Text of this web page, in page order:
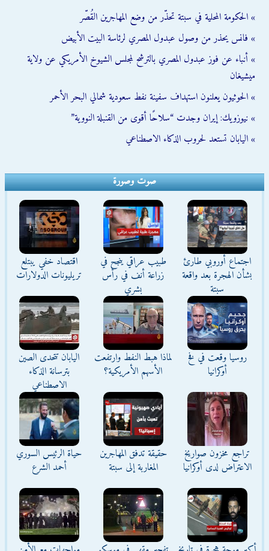
» الحكومة المحلية في سبتة تحذّر من وضع المهاجرين القُصّر
» فانس يحذر من وصول عبدول المصري لرئاسة البيت الأبيض
» أنباء عن فوز عبدول المصري بالترشح لمجلس الشيوخ الأمريكي عن ولاية
ميشيغان
» الحوثيون يعلنون استهداف سفينة نفط سعودية شمالي البحر الأحمر
» نيوزويك: إيران وجدت “سلاحًا أقوى من القنبلة النووية”
» اليابان تستعد لحروب الذكاء الاصطناعي
صوت وصورة
اجتماع أوروبي طارئ
بشأن الهجرة بعد واقعة
سبتة
طبيب عراقي ينجح في
زراعة أنف في رأس
بشري
اقتصاد خفي يبتلع
تريليونات الدولارات
روسيا وقعت في فخ
أوكرانيا
لماذا هبط النفط وارتفعت
الأسهم الأمريكية؟
اليابان تتحدى الصين
بترسانة الذكاء
الاصطناعي
تراجع مخزون صواريخ
الاعتراض لدى أوكرانيا
حقيقة تدفق المهاجرين
المغاربة إلى سبتة
حياة الرئيس السوري
أحمد الشرع